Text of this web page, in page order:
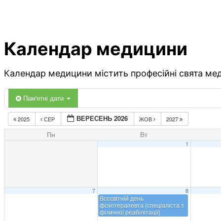
Календар медицини
Календар медицини містить професійні свята
Пам'ятні дати
2025 СЕР ВЕРЕСЕНЬ 2026 ЖОВ 2027
Пн Вт
1
7 8
Всесвітній день
фізіотерапевта (спеціаліста з
фізичної реабілітації)